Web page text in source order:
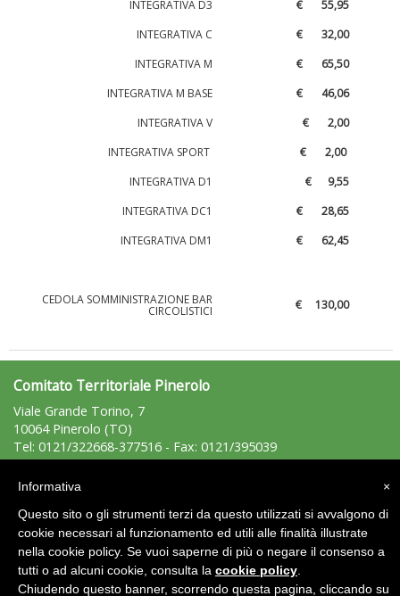
Ddl Lobby, Uisp: “Il Parlamento valorizzi le nostre specificità"
Tiziano Pesce nel Cda di Fondazione Terzjus: prima riunione a
Roma
INTEGRATIVA D3
€ 55,95
INTEGRATIVA C
€ 32,00
INTEGRATIVA M
€ 65,50
INTEGRATIVA M BASE
€ 46,06
INTEGRATIVA V
€ 2,00
INTEGRATIVA SPORT
€ 2,00
INTEGRATIVA D1
€ 9,55
INTEGRATIVA DC1
€ 28,65
INTEGRATIVA DM1
€ 62,45
CEDOLA SOMMINISTRAZIONE BAR
CIRCOLISTICI € 130,00
Comitato Territoriale Pinerolo
Viale Grande Torino, 7
10064 Pinerolo (TO)
Tel: 0121/322668-377516 - Fax: 0121/395039
pinerolo@uisp.it
Area Riservata 2.0
×
Informativa
Questo sito o gli strumenti terzi da questo utilizzati si avvalgono di
cookie necessari al funzionamento ed utili alle finalità illustrate
nella cookie policy. Se vuoi saperne di più o negare il consenso a
tutti o ad alcuni cookie, consulta la cookie policy
Chiudendo questo banner, scorrendo questa pagina, cliccando su